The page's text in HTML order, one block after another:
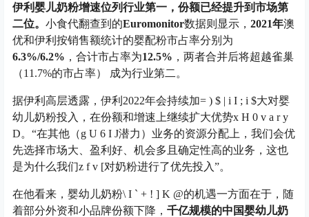
伊利婴儿奶粉增速位列行业第一，份额已经提升到市场第
二位。 小食代翻查到的Euromonitor数据则显示， 2021年澳
优和伊利按销售额统计的婴配粉市占率分别为
6.3%/6.2% ，合计市占率为12.5% ，两者合并后将超越雀巢
（11.7%的市占率） 成为行业第二。
据伊利高层透露，伊利 2022年会持续加= ) $ | i I ; i $大对婴
幼儿奶粉投入，在份额和增速上继续扩大优势x H 0 v a r y
D。 “在其他（g U 6 I J潜力）业务的资源分配上，我们会优
先选择市场大、盈利好、机会多且确定性高的业务，这也
是为什么我们z f v [对奶粉进行了优先投入”。
在他看来，婴幼儿奶粉\ I ` + ! ] K @的机遇一方面在于，随
着部分外资和小品牌份额下降， 千亿规模的中国婴幼儿奶